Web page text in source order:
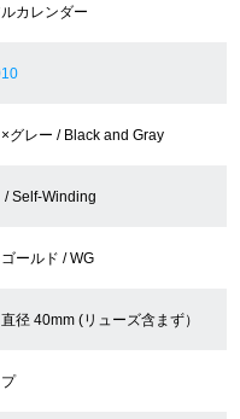
ご希望の方
カレンダー
グレー / Black and Gray
/ Self-Winding
ールド / WG
径 40mm (リューズ含まず）